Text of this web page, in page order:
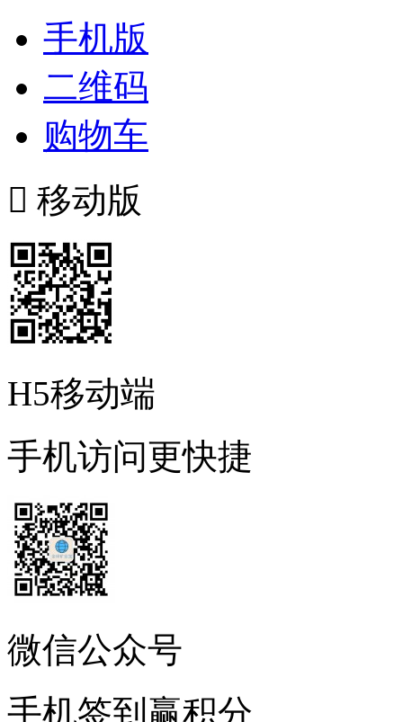
手机版
二维码
购物车
 移动版
H5移动端
手机访问更快捷
微信公众号
手机签到赢积分